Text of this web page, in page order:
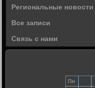
Региональные новости
Все записи
Связь с нами
Пн